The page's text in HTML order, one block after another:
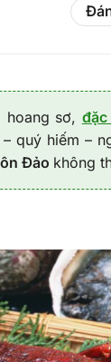
sơ,
quý hiếm –
Đảo không